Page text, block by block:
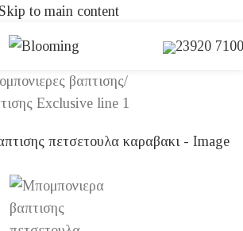
Skip to main content
23920
βαπτισης/
Exclusive line 1